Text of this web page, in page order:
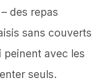
des repas
sans couverts
peinent avec les
seuls.